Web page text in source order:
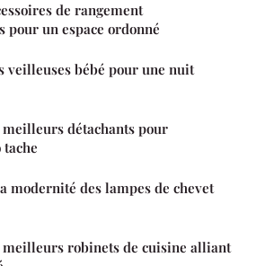
de rangement
pour un espace ordonné
veilleuses bébé pour une nuit
meilleurs détachants pour
modernité des lampes de chevet
meilleurs robinets de cuisine alliant